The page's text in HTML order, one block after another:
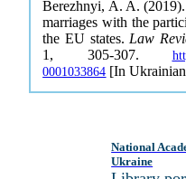
Berezhnyi, A. A.
marriages with the
the EU states. Law
1, 305-307.
0001033864 [In
National
Ukraine